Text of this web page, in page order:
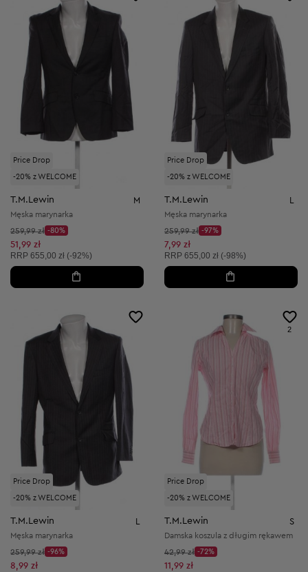
Price Drop
-20% z WELCOME
T.M.Lewin M
Męska marynarka
Cena początkowa:
259,99 zł
Discount Price:
-80%
Obniżona cena:
51,99 zł
Cena sugerowana:
RRP 655,00 zł (-92%)
Price Drop
-20% z WELCOME
T.M.Lewin L
Męska marynarka
Cena początkowa:
259,99 zł
Discount Price:
-97%
Obniżona cena:
7,99 zł
Cena sugerowana:
RRP 655,00 zł (-98%)
Price Drop
-20% z WELCOME
T.M.Lewin L
Męska marynarka
Cena początkowa:
259,99 zł
Discount Price:
-96%
Obniżona cena:
8,99 zł
Price Drop
-20% z WELCOME
2
T.M.Lewin S
Damska koszula z długim rękawem
Cena początkowa:
42,99 zł
Discount Price:
-72%
Obniżona cena:
11,99 zł